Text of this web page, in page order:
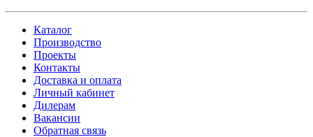
Каталог
Производство
Проекты
Контакты
Доставка и оплата
Личный кабинет
Дилерам
Вакансии
Обратная связь